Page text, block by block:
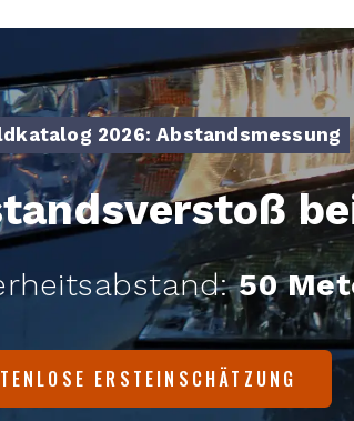
2026: Abstandsmessung
50
ERSTEINSCHÄTZUNG